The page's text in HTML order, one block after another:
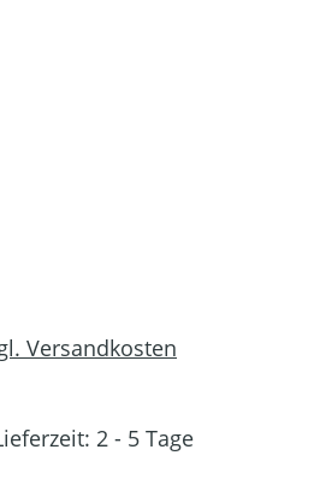
Versandkosten
2 - 5 Tage